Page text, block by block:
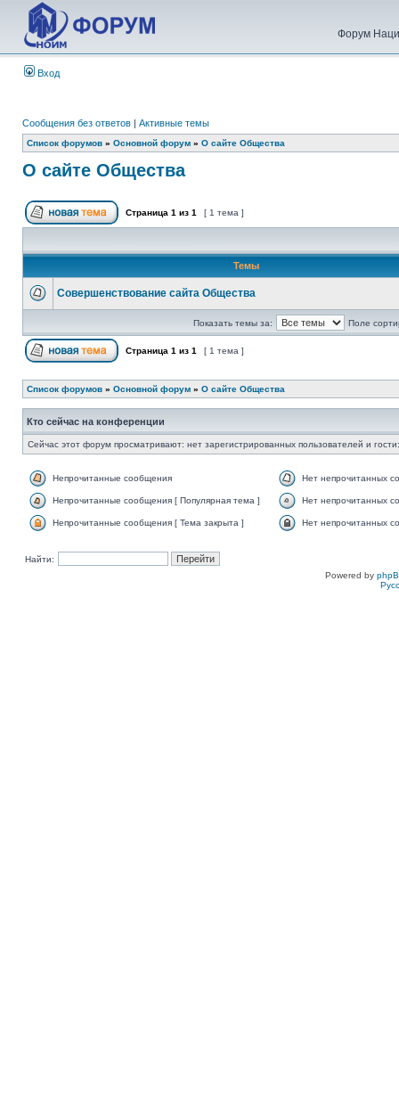
Форум
Вход
Сообщения без ответов | Активные темы
Список форумов » Основной форум » О сайте Общества
О сайте Общества
Страница 1 из 1 [ 1 тема ]
Темы
Совершенствование сайта Общества
Показать темы за: Поле
Страница 1 из 1 [ 1 тема ]
Список форумов » Основной форум » О сайте Общества
Кто сейчас на конференции
Сейчас этот форум просматривают: нет зарегистрированных пользователей и
Непрочитанные сообщения Нет непрочитанных
Непрочитанные сообщения [ Популярная тема ] Нет непрочитанных
Непрочитанные сообщения [ Тема закрыта ] Нет непрочитанных
Найти:
Powered by